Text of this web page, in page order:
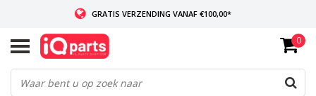
GRATIS VERZENDING VANAF €100,00*
INDIEN VOORRADIG: VOOR 14:00 BESTELD, ZELFDE DAG VERZONDEN
WERELDWIJDE LEVERING
0